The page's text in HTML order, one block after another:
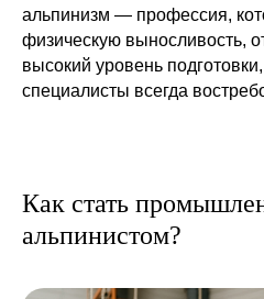
альпинизм — профессия,
физическую выносливость,
высокий уровень
специалисты всегда
Как стать
альпинистом?